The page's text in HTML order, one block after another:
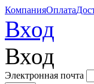
КомпанияОплата
Вход
Вход
Электронная почта